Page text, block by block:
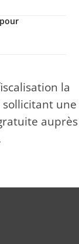
la
une
auprès